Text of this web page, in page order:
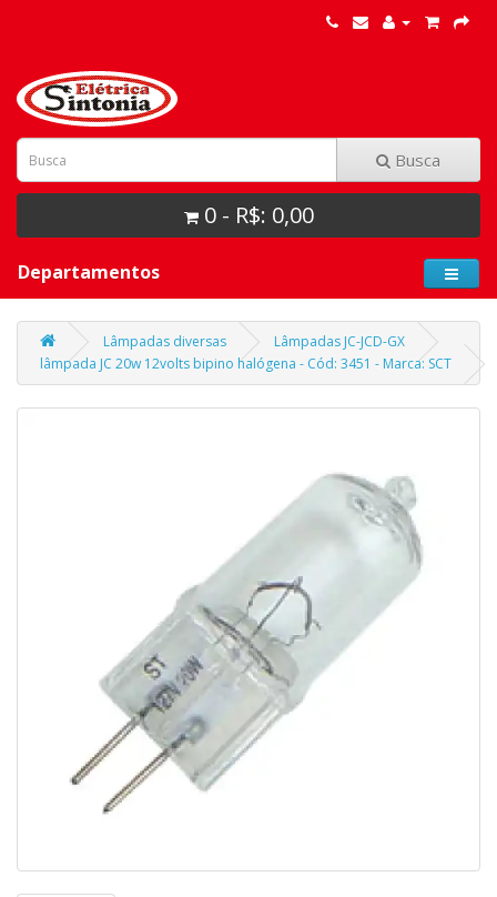
Busca
0 - R$: 0,00
Departamentos
Lâmpadas diversas
Lâmpadas JC-JCD-GX
lâmpada JC 20w 12volts bipino halógena - Cód: 3451 - Marca: SCT